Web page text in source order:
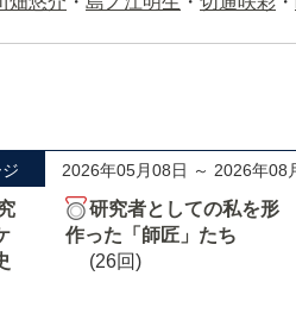
2026年05月08日 ～ 2026年08
研究者としての私を形
作った「師匠」たち
(26回)